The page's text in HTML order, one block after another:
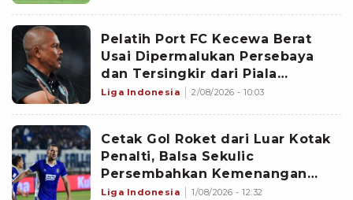
Pelatih Port FC Kecewa Berat
Usai Dipermalukan Persebaya
dan Tersingkir dari Piala
Presiden 2026
Liga Indonesia 2/08/2026 - 10:03
Cetak Gol Roket dari Luar Kotak
Penalti, Balsa Sekulic
Persembahkan Kemenangan
Persib untuk Bobotoh
Liga Indonesia 1/08/2026 - 12:32